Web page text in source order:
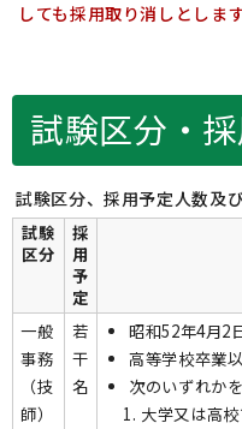
しても採用取り消しとします
試験区分・
試験区分、採用予定人数及
試験
区分
採
用
予
定
一般
事務
（技
師）
若
干
名
昭和52年4月2
高等学校卒業
次のいずれか
大学又は高